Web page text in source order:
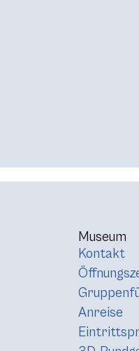
Museum
Kontakt
Anreise